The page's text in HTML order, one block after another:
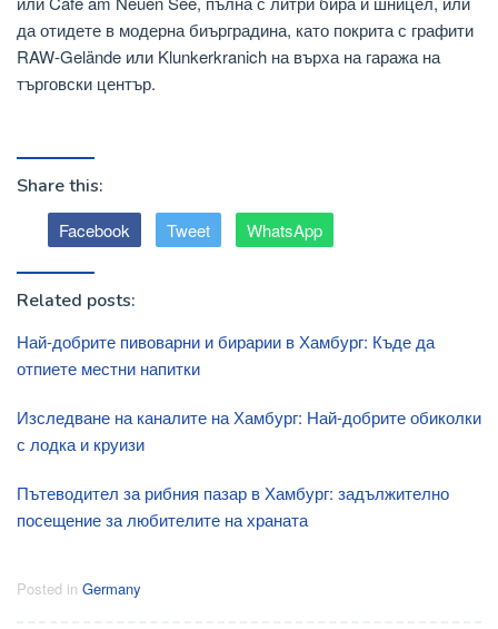
да отидете в модерна биърградина, като покрита с графити
RAW-Gelände или Klunkerkranich на върха на гаража на
търговски център.
Share this:
Facebook Tweet WhatsApp
Related posts:
Най-добрите пивоварни и бирарии в Хамбург: Къде да
отпиете местни напитки
Изследване на каналите на Хамбург: Най-добрите обиколки
с лодка и круизи
Пътеводител за рибния пазар в Хамбург: задължително
посещение за любителите на храната
Posted in Germany